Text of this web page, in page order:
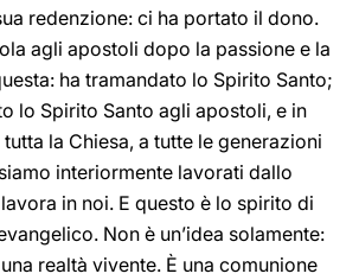
redenzione: ci ha portato il dono.
agli apostoli dopo la passione e la
ha tramandato lo Spirito Santo;
lo Spirito Santo agli apostoli, e in
tutta la Chiesa, a tutte le generazioni
interiormente lavorati dallo
in noi. E questo è lo spirito di
Non è un’idea solamente:
realtà vivente. È una comunione